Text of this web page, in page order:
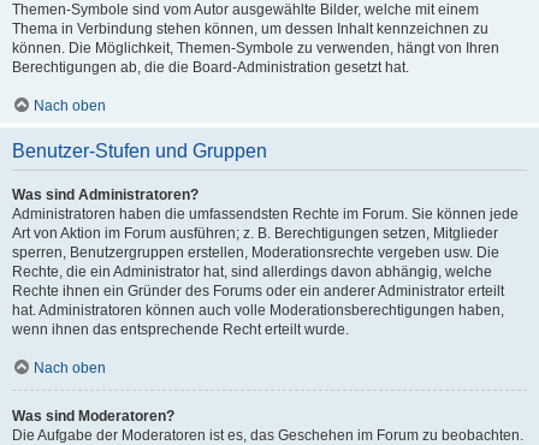
Themen-Symbole sind vom Autor ausgewählte Bilder, welche mit einem
Thema in Verbindung stehen können, um dessen Inhalt kennzeichnen zu
können. Die Möglichkeit, Themen-Symbole zu verwenden, hängt von Ihren
Berechtigungen ab, die die Board-Administration gesetzt hat.
Nach oben
Benutzer-Stufen und Gruppen
Was sind Administratoren?
Administratoren haben die umfassendsten Rechte im Forum. Sie können jede
Art von Aktion im Forum ausführen; z. B. Berechtigungen setzen, Mitglieder
sperren, Benutzergruppen erstellen, Moderationsrechte vergeben usw. Die
Rechte, die ein Administrator hat, sind allerdings davon abhängig, welche
Rechte ihnen ein Gründer des Forums oder ein anderer Administrator erteilt
hat. Administratoren können auch volle Moderationsberechtigungen haben,
wenn ihnen das entsprechende Recht erteilt wurde.
Nach oben
Was sind Moderatoren?
Die Aufgabe der Moderatoren ist es, das Geschehen im Forum zu beobachten.